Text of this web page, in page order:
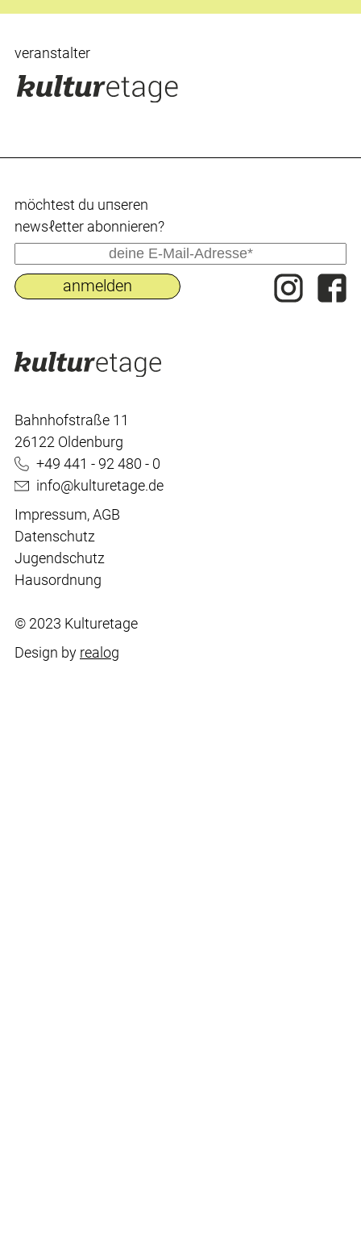
veranstalter
Bahnhofstraße 11
26122 Oldenburg
+49 441 - 92 480 - 0
info@kulturetage.de
Impressum,AGB
Datenschutz
Jugendschutz
Hausordnung
© 2023 Kulturetage
Design by realog
möchtest du uпseren
newsℓetter abonnieren?